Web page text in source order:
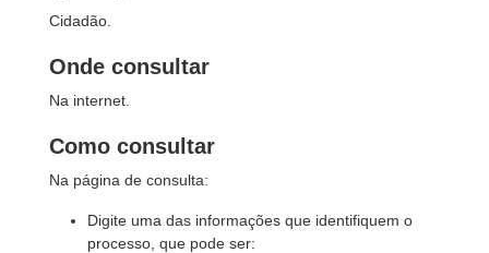
Cidadão.
Onde consultar
Na internet.
Como consultar
Na página de consulta:
Digite uma das informações que identifiquem o
processo, que pode ser: